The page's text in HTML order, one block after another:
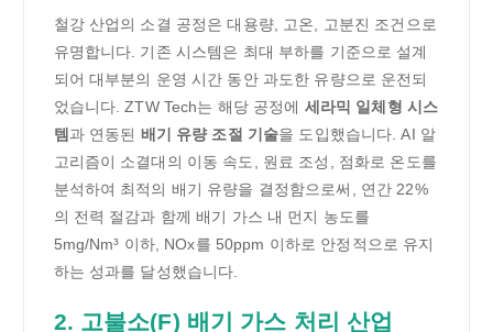
철강 산업의 소결 공정은 대용량, 고온, 고분진 조건으로
유명합니다. 기존 시스템은 최대 부하를 기준으로 설계
되어 대부분의 운영 시간 동안 과도한 유량으로 운전되
었습니다. ZTW Tech는 해당 공정에 세라믹 일체형 시스
템과 연동된 배기 유량 조절 기술을 도입했습니다. AI 알
고리즘이 소결대의 이동 속도, 원료 조성, 점화로 온도를
분석하여 최적의 배기 유량을 결정함으로써, 연간 22%
의 전력 절감과 함께 배기 가스 내 먼지 농도를
5mg/Nm³ 이하, NOx를 50ppm 이하로 안정적으로 유지
하는 성과를 달성했습니다.
2. 고불소(F) 배기 가스 처리 산업